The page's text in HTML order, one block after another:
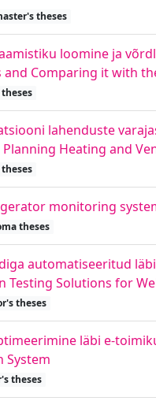
theses
loomine ja
Comparing it with
lahenduste
Heating and
monitoring
theses
automatiseeritud
Testing Solutions for
theses
läbi e-
System
theses